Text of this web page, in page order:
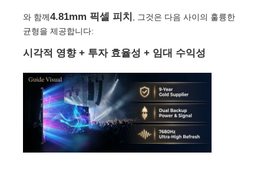
견적 요청
LED 디스플레이 화면
연주회는 스크린을 이끌었습니다
와 함께4.81mm 픽셀 피치 , 그것은 다음 사이의 훌륭한
균형을 제공합니다:
시각적 영향 + 투자 효율성 + 임대 수익성